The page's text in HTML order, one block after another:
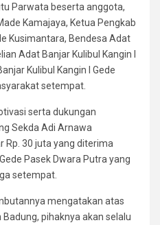
Parwata beserta anggota,
Kamajaya, Ketua Pengkab
Kusimantara, Bendesa Adat
Adat Banjar Kulibul Kangin I
Kulibul Kangin I Gede
setempat.
serta dukungan
Sekda Adi Arnawa
Rp. 30 juta yang diterima
Pasek Dwara Putra yang
setempat.
mengatakan atas
pihaknya akan selalu